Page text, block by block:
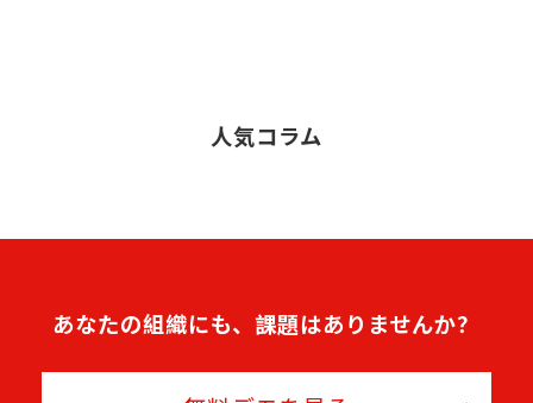
人気コラム
あなたの組織にも、課題はありませんか？